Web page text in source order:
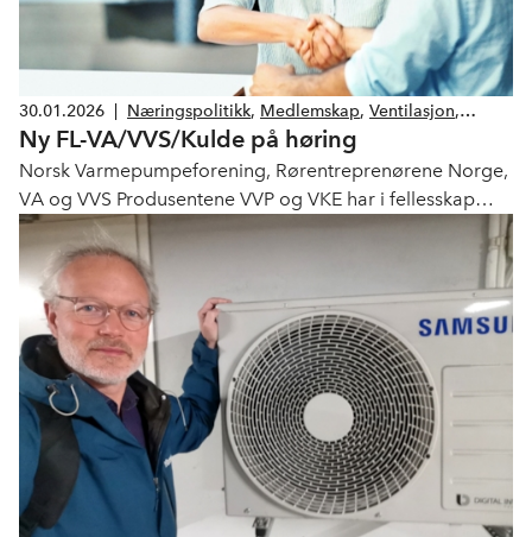
30.01.2026 Næringspolitikk, Medlemskap, Ventilasjon,
Kulde,Energi,Høring
Ny FL-VA/VVS/Kulde på høring
Norsk Varmepumpeforening, Rørentreprenørene Norge,
VA og VVS Produsentene VVP og VKE har i fellesskap
utarbeidet et forslag til felles salgs- og
leveringsbetingelser for VA, VVS og kuldebransjen som
skal erstatte FL-VA/VVS/Kulde 2023.